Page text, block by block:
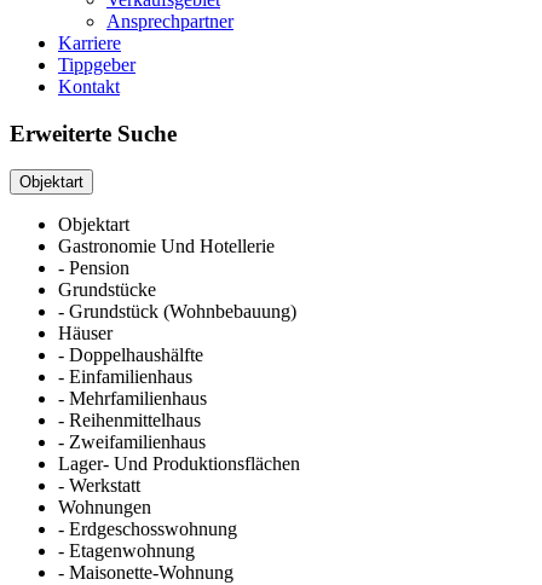
Ansprechpartner
Karriere
Tippgeber
Kontakt
Erweiterte Suche
Objektart
Objektart
Gastronomie Und Hotellerie
- Pension
Grundstücke
- Grundstück (Wohnbebauung)
Häuser
- Doppelhaushälfte
- Einfamilienhaus
- Mehrfamilienhaus
- Reihenmittelhaus
- Zweifamilienhaus
Lager- Und Produktionsflächen
- Werkstatt
Wohnungen
- Erdgeschosswohnung
- Etagenwohnung
- Maisonette-Wohnung